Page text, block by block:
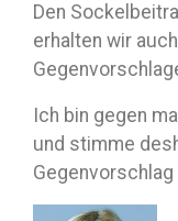
Den
erhalten wir
Ich bin gegen
und stimme